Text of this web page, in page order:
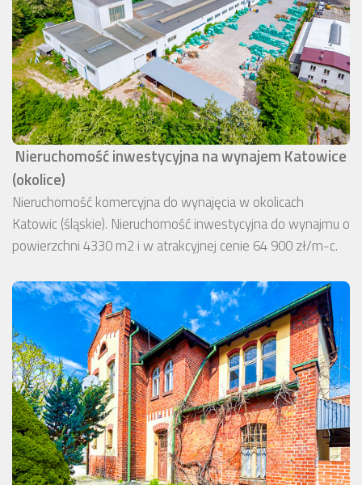
Nieruchomość inwestycyjna na wynajem Katowice
(okolice)
Nieruchomość komercyjna do wynajęcia w okolicach
Katowic (śląskie). Nieruchomość inwestycyjna do wynajmu o
powierzchni 4330 m2 i w atrakcyjnej cenie 64 900 zł/m-c.